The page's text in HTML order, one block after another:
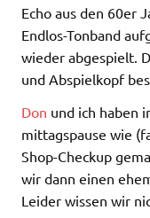
Echo aus den 60er
Endlos-Tonband
wieder abgespielt.
und Abspielkopf
Don und ich haben
mittagspause wie
Shop-Checkup
wir dann einen
Leider wissen wir